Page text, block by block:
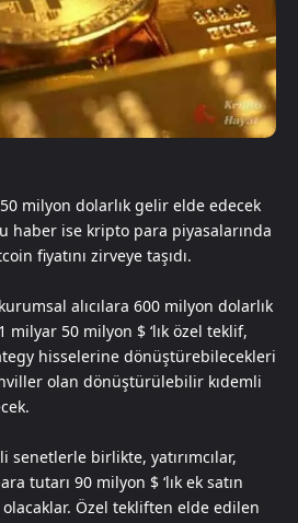
milyon dolarlık gelir elde edecek
haber ise kripto para piyasalarında
fiyatını zirveye taşıdı.
alıcılara 600 milyon dolarlık
50 milyon $ ‘lık özel teklif,
hisselerine dönüştürebilecekleri
olan dönüştürülebilir kıdemli
birlikte, yatırımcılar,
tutarı 90 milyon $ ‘lık ek satın
Özel tekliften elde edilen